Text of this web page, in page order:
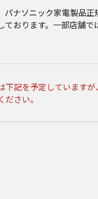
ナソニック家電製品正
おります。一部店舗で
記を予定しています
さい。